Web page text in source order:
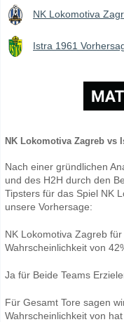
NK Lokomotiva
Istra 1961
NK Lokomotiva Zagreb vs
Nach einer gründlichen
und des H2H durch den
Tipsters für das Spiel NK
unsere Vorhersage:
NK Lokomotiva Zagreb
Wahrscheinlichkeit von
Ja für Beide Teams
Für Gesamt Tore sagen
Wahrscheinlichkeit von